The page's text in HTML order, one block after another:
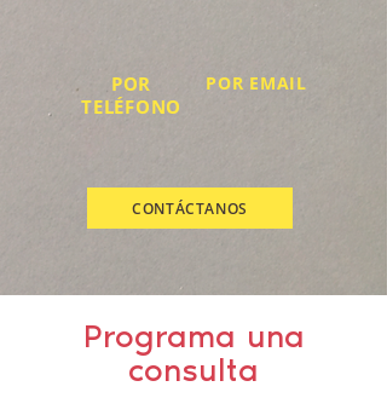
POR
TELÉFONO
​POR EMAIL
CONTÁCTANOS
Programa una
consulta